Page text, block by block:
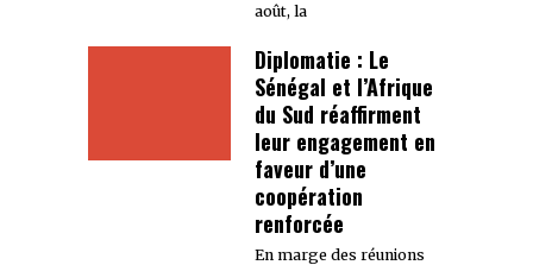
août, la
Diplomatie : Le
Sénégal et l’Afrique
du Sud réaffirment
leur engagement en
faveur d’une
coopération
renforcée
En marge des réunions